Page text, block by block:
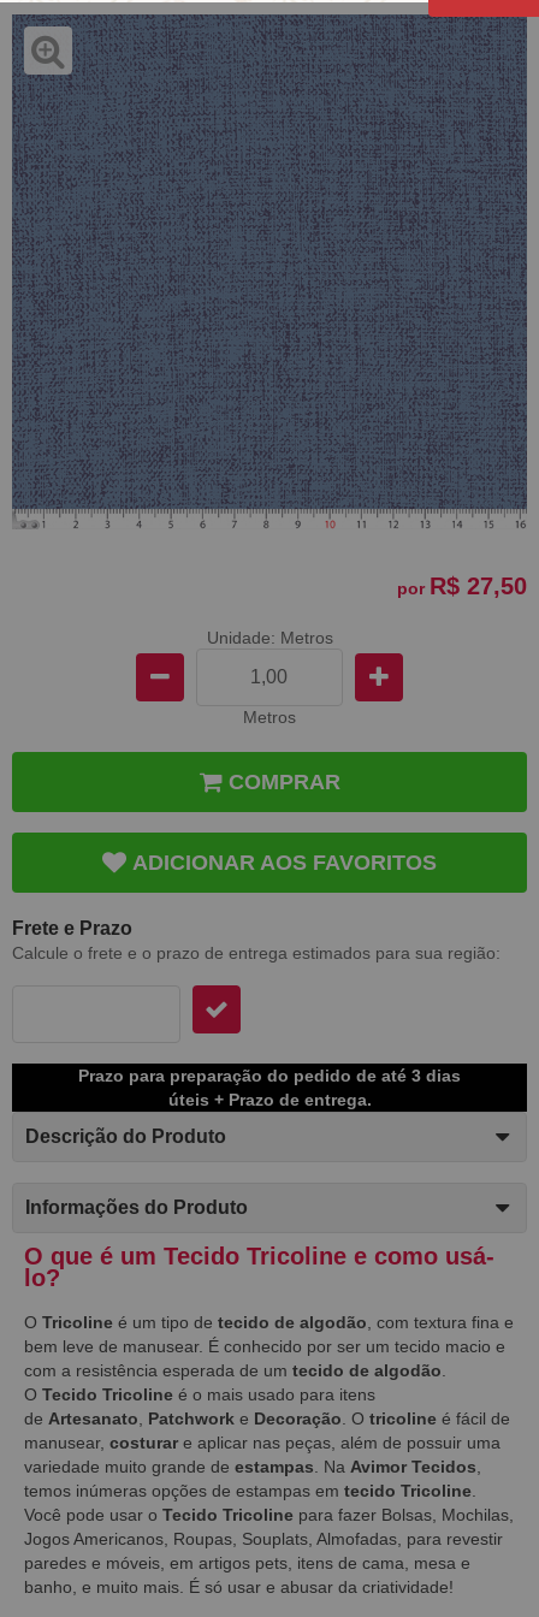
por R$ 27,50
Unidade: Metros
Metros
COMPRAR
ADICIONAR AOS FAVORITOS
Frete e Prazo
Calcule o frete e o prazo de entrega estimados para sua região:
Prazo para preparação do pedido de até 3 dias
úteis + Prazo de entrega.
Descrição do Produto
Informações do Produto
O que é um Tecido Tricoline e como usá-
lo?
O Tricoline é um tipo de tecido de algodão , com textura fina e
bem leve de manusear. É conhecido por ser um tecido macio e
com a resistência esperada de um tecido de algodão
O Tecido Tricoline é o mais usado para itens
de Artesanato Patchwork e Decoração . O tricoline é fácil de
manusear, costurar e aplicar nas peças, além de possuir uma
variedade muito grande de estampas . Na Avimor Tecidos
temos inúmeras opções de estampas em tecido Tricoline
Você pode usar o Tecido Tricoline para fazer Bolsas, Mochilas,
Jogos Americanos, Roupas, Souplats, Almofadas, para revestir
paredes e móveis, em artigos pets, itens de cama, mesa e
banho, e muito mais. É só usar e abusar da criatividade!